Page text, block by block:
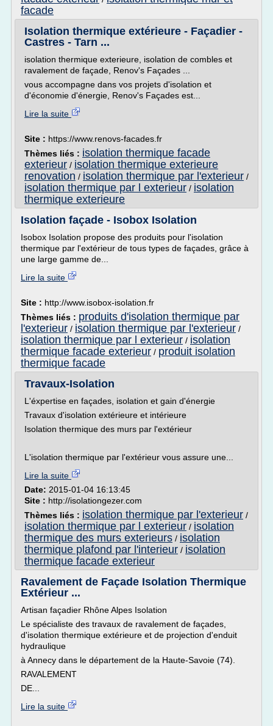
facade
Isolation thermique extérieure - Façadier -
Castres - Tarn ...
isolation thermique exterieure, isolation de combles et
ravalement de façade, Renov's Façades ...
vous accompagne dans vos projets d'isolation et
d'économie d'énergie, Renov's Façades est...
Lire la suite
Site : https://www.renovs-facades.fr
Thèmes liés : isolation thermique facade
exterieur / isolation thermique exterieure
renovation / isolation thermique par l'exterieur /
isolation thermique par l exterieur / isolation
thermique exterieure
Isolation façade - Isobox Isolation
Isobox Isolation propose des produits pour l'isolation
thermique par l'extérieur de tous types de façades, grâce à
une large gamme de...
Lire la suite
Site : http://www.isobox-isolation.fr
Thèmes liés : produits d'isolation thermique par
l'exterieur / isolation thermique par l'exterieur /
isolation thermique par l exterieur / isolation
thermique facade exterieur / produit isolation
thermique facade
Travaux-Isolation
L'éxpertise en façades, isolation et gain d'énergie
Travaux d'isolation extérieure et intérieure
Isolation thermique des murs par l'extérieur
L'isolation thermique par l'extérieur vous assure une...
Lire la suite
Date: 2015-01-04 16:13:45
Site : http://isolationgezer.com
Thèmes liés : isolation thermique par l'exterieur /
isolation thermique par l exterieur / isolation
thermique des murs exterieurs / isolation
thermique plafond par l'interieur / isolation
thermique facade exterieur
Ravalement de Façade Isolation Thermique
Extérieur ...
Artisan façadier Rhône Alpes Isolation
Le spécialiste des travaux de ravalement de façades,
d'isolation thermique extérieure et de projection d'enduit
hydraulique
à Annecy dans le département de la Haute-Savoie (74).
RAVALEMENT
DE...
Lire la suite